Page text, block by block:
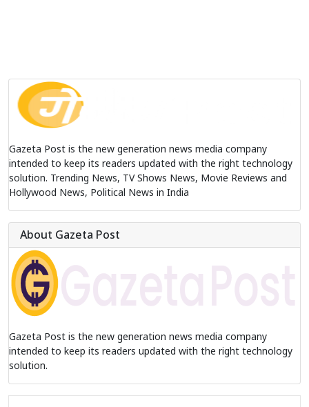
Gazeta Post is the new generation news media company
intended to keep its readers updated with the right technology
solution. Trending News, TV Shows News, Movie Reviews and
Hollywood News, Political News in India
About Gazeta Post
Gazeta Post is the new generation news media company
intended to keep its readers updated with the right technology
solution.